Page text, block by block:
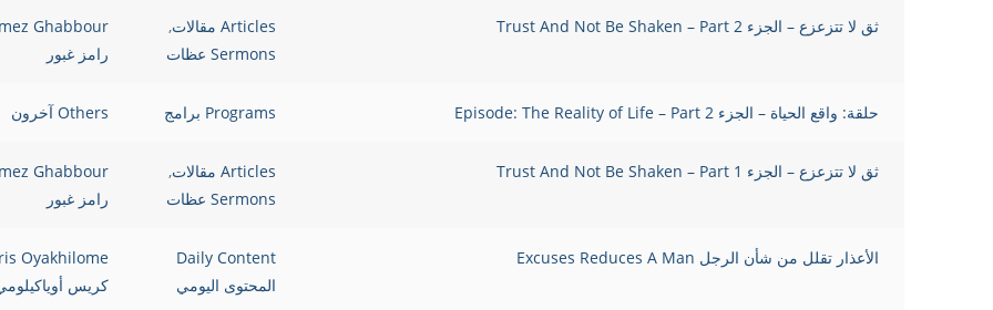
ثق لا تتزعزع – الجزء 2 Trust And Not Be Shaken – Part Articles مقالات
,
Sermons عظات
Ghabbour
رامز غبور
حلقة: واقع الحياة – الجزء 2 Episode: The Reality of Life – Part Programs برامج Others آخرون
ثق لا تتزعزع – الجزء 1 Trust And Not Be Shaken – Part Articles مقالات
,
Sermons عظات
Ghabbour
رامز غبور
الأعذار تقلل من شأن الرجل Excuses Reduces A Man
Daily Content
المحتوى اليومي
Oyakhilome
كريس